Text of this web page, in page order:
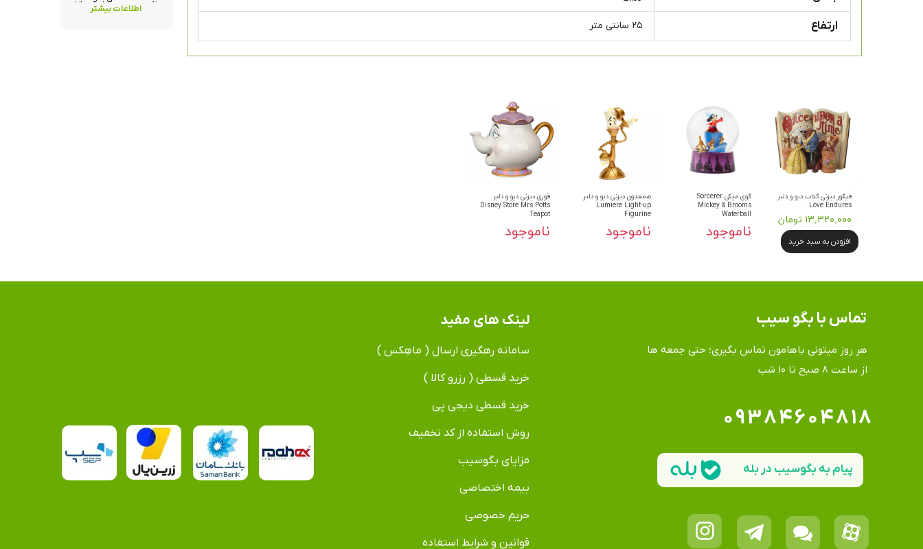
ارتفاع ۲۵ سانتی متر
فیگور دیزنی کتاب دیو و دلبر
Love Endures
۱۳,۳۲۰,۰۰۰ تومان
افزودن به سبد خرید
گوی میکی Sorcerer
Mickey & Brooms
Waterball
ناموجود
شمعدون دیزنی دیو و دلبر
Lumiere Light-up
Figurine
ناموجود
قوری دیزنی دیو و دلبر
Disney Store Mrs Potts
Teapot
ناموجود
اطلاعات بیشتر
هر روز میتونی باهامون تماس بگیری؛ حتی جمعه ها
​​​​​​​از ساعت ۸ صبح تا ۱۰ شب
تماس​​​​​​​ با بگو سیب لینک های مفید
سامانه رهگیری ارسال ( ماهِکس )
خرید قسطی ( رزرو کالا )
خرید قسطی دیجی پی
روش استفاده از کد تخفیف
مزایای بگوسیب
بیمه اختصاصی
حریم خصوصی
قوانین و شرایط استفاده
۰۹۳۸۴۶۰۴۸۱۸
پیام به بگوسیب در بله